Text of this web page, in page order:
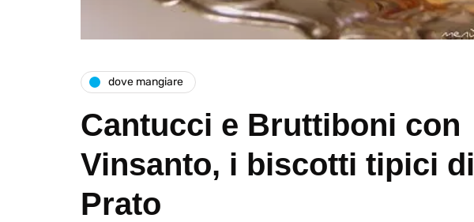
dove mangiare
Cantucci e Bruttiboni con
Vinsanto, i biscotti tipici di
Prato